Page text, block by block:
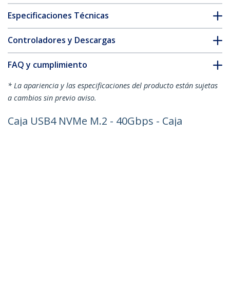
Especificaciones Técnicas
Controladores y Descargas
FAQ y cumplimiento
* La apariencia y las especificaciones del producto están sujetas
a cambios sin previo aviso.
Caja USB4 NVMe M.2 - 40Gbps - Caja